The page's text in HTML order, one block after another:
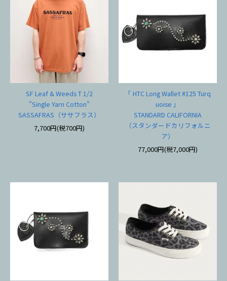
SF Leaf & Weeds T 1/2
"Single Yarn Cotton"
SASSAFRAS（ササフラス）
7,700円(税700円)
「 HTC Long Wallet #125 Turq
uoise 」
STANDARD CALIFORNIA
（スタンダードカリフォルニ
ア）
77,000円(税7,000円)